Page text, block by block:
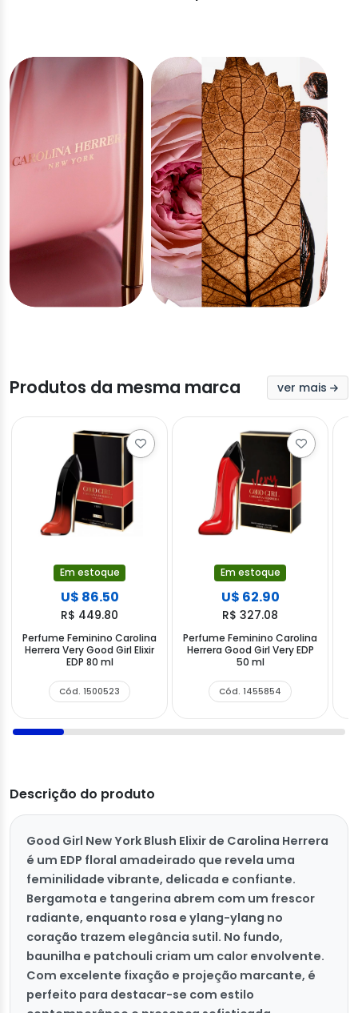
Produtos da mesma marca ver mais
Em estoque
U$ 86.50
R$ 449.80
Perfume Feminino Carolina
Herrera Very Good Girl Elixir
EDP 80 ml
Cód. 1500523
Em estoque
U$ 62.90
R$ 327.08
Perfume Feminino Carolina
Herrera Good Girl Very EDP
50 ml
Cód. 1455854
Descrição do produto
Good Girl New York Blush Elixir de Carolina Herrera
é um EDP floral amadeirado que revela uma
feminilidade vibrante, delicada e confiante.
Bergamota e tangerina abrem com um frescor
radiante, enquanto rosa e ylang-ylang no
coração trazem elegância sutil. No fundo,
baunilha e patchouli criam um calor envolvente.
Com excelente fixação e projeção marcante, é
perfeito para destacar-se com estilo